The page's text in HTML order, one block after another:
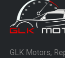
GLK Motors,